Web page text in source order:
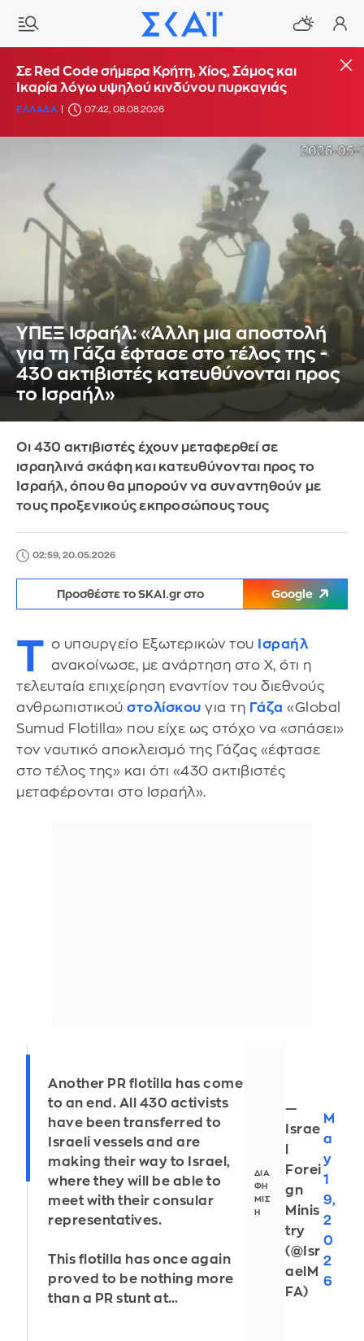
Σε Red Code σήμερα Κρήτη, Χίος, Σάμος και
Ικαρία λόγω υψηλού κινδύνου πυρκαγιάς
ΕΛΛΑΔΑ 07:42, 08.08.2026
ΥΠΕΞ Ισραήλ: «Άλλη μια αποστολή
για τη Γάζα έφτασε στο τέλος της -
430 ακτιβιστές κατευθύνονται προς
το Ισραήλ»
Οι 430 ακτιβιστές έχουν μεταφερθεί σε
ισραηλινά σκάφη και κατευθύνονται προς το
Ισραήλ, όπου θα μπορούν να συναντηθούν με
τους προξενικούς εκπροσώπους τους
02:59, 20.05.2026
Προσθέστε το SKAI.gr στο Google
Τ ο υπουργείο Εξωτερικών του
Ισραήλ
ανακοίνωσε, με ανάρτηση στο X, ότι η
τελευταία επιχείρηση εναντίον του διεθνούς
ανθρωπιστικού στολίσκου για τη Γάζα «Global
Sumud Flotilla» που είχε ως στόχο να «σπάσει»
τον ναυτικό αποκλεισμό της Γάζας «έφτασε
στο τέλος της» και ότι «430 ακτιβιστές
μεταφέρονται στο Ισραήλ».
Another PR flotilla has come
to an end. All 430 activists
have been transferred to
Israeli vessels and are
making their way to Israel,
where they will be able to
meet with their consular
representatives.
This flotilla has once again
proved to be nothing more
than a PR stunt at…
—
Israe
Forei
gn
Minis
try
(@Isr
aelM
FA)
M
a
y
1
9,
2
0
2
6